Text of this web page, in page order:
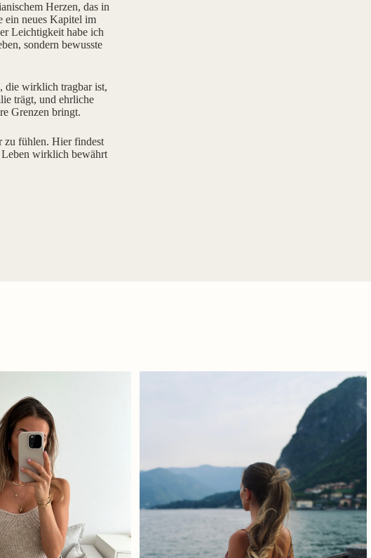
Herzen, das in
ein neues Kapitel im
Leichtigkeit habe ich
sondern bewusste
die wirklich tragbar ist,
trägt, und ehrliche
Grenzen bringt.
zu fühlen. Hier findest
Leben wirklich bewährt